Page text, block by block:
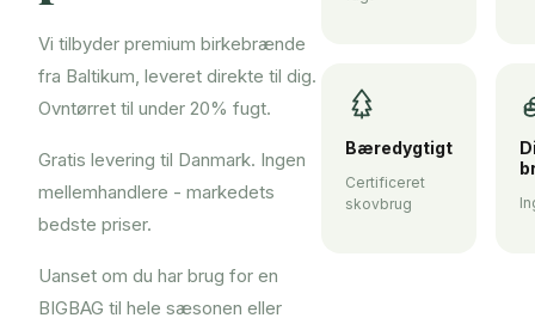
Vi tilbyder premium birkebrænde
fra Baltikum, leveret direkte til dig.
Ovntørret til under 20% fugt.
Gratis levering til Danmark. Ingen
mellemhandlere - markedets
bedste priser.
Uanset om du har brug for en
BIGBAG til hele sæsonen eller
Bæredygtigt
Certificeret
skovbrug